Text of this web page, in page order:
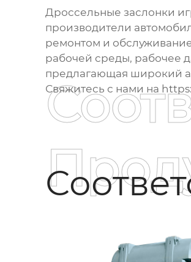
Дроссельные заслонки
производители
ремонтом и
рабочей среды, рабочее
предлагающая широкий
Свяжитесь с нами на